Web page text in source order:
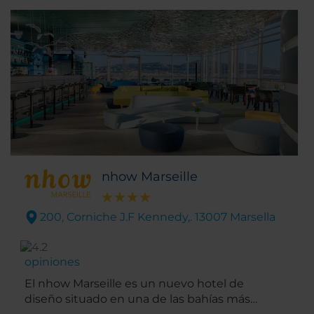
nhow Marseille
200, Corniche J.F Kennedy,. 13007 Marsella
opiniones
El nhow Marseille es un nuevo hotel de
diseño situado en una de las bahías más